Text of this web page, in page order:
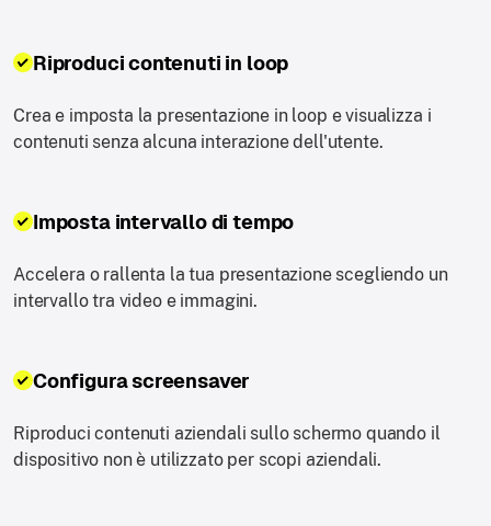
Riproduci contenuti in loop
Crea e imposta la presentazione in loop e visualizza i
contenuti senza alcuna interazione dell'utente.
Imposta intervallo di tempo
Accelera o rallenta la tua presentazione scegliendo un
intervallo tra video e immagini.
Configura screensaver
Riproduci contenuti aziendali sullo schermo quando il
dispositivo non è utilizzato per scopi aziendali.